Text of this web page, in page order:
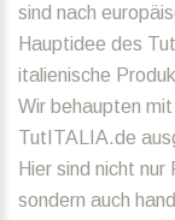
sind nach
Hauptidee des
italienische
Wir behaupten
TutITALIA.de
Hier sind nicht
sondern auch